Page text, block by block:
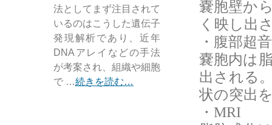
嚢胞壁か
く映し出
・腹部超
嚢胞内は
出される
状の突出
・ MRI
法としてまず注目されて
いるのはこうした遺伝子
発現解析であり、近年
DNAアレイなどの手法
が考案され、組織や細胞
で …続きを読む…